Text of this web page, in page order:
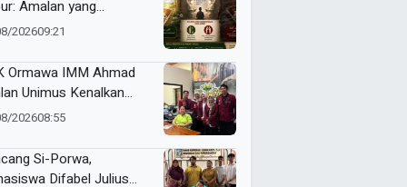
Amalan yang
ke Taman
202609:21
Ormawa IMM Ahmad
Unimus Kenalkan
Desa Lewat Radio
202608:55
Si-Porwa,
Difabel Julius